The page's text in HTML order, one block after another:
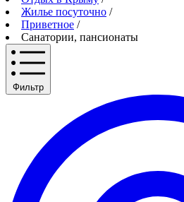
Жилье посуточно /
Приветное /
Санатории, пансионаты
Фильтр